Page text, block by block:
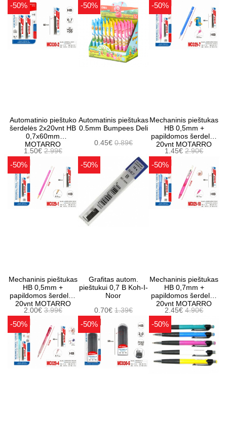
-50%
Automatinio pieštuko
šerdelės 2x20vnt HB
0,7x60mm
MOTARRO
1.50€2.99€
-50%
Automatinis pieštukas
0.5mm Bumpees Deli
0.45€ 0.89€
-50%
Mechaninis pieštukas
HB 0,5mm +
papildomos šerdelės
20vnt MOTARRO
1.45€2.90€
-50%
Mechaninis pieštukas
HB 0,5mm +
papildomos šerdelės
20vnt MOTARRO
2.00€3.99€
-50%
Grafitas autom.
pieštukui 0,7 B Koh-I-
Noor
0.70€ 1.39€
-50%
Mechaninis pieštukas
HB 0,7mm +
papildomos šerdelės
20vnt MOTARRO
2.45€4.90€
-50% -50% -50%